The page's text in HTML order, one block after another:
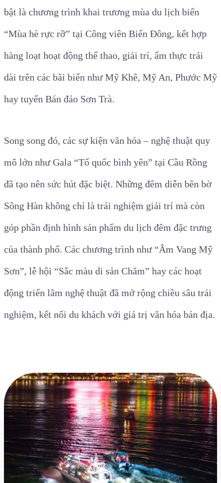
bật là chương trình khai trương mùa du lịch biển
“Mùa hè rực rỡ” tại Công viên Biển Đông, kết hợp
hàng loạt hoạt động thể thao, giải trí, ẩm thực trải
dài trên các bãi biển như Mỹ Khê, Mỹ An, Phước Mỹ
hay tuyến Bán đảo Sơn Trà.
Song song đó, các sự kiện văn hóa – nghệ thuật quy
mô lớn như Gala “Tổ quốc bình yên” tại Cầu Rồng
đã tạo nên sức hút đặc biệt. Những đêm diễn bên bờ
Sông Hàn không chỉ là trải nghiệm giải trí mà còn
góp phần định hình sản phẩm du lịch đêm đặc trưng
của thành phố. Các chương trình như “Âm Vang Mỹ
Sơn”, lễ hội “Sắc màu di sản Chăm” hay các hoạt
động triển lãm nghệ thuật đã mở rộng chiều sâu trải
nghiệm, kết nối du khách với giá trị văn hóa bản địa.